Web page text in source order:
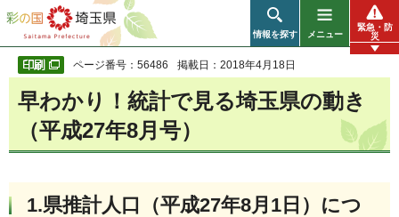
彩の国 埼玉県
情報を探す メニュー
緊急・防
災
ページ番号：56486 掲載日：2018年4月18日
早わかり！統計で見る埼玉県の動き
（平成27年8月号）
1.県推計人口（平成27年8月1日）につ